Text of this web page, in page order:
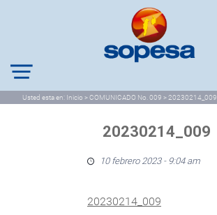
Usted esta en: Inicio > COMUNICADO No. 009 > 20230214_009
20230214_009
10 febrero 2023 - 9:04 am
20230214_009